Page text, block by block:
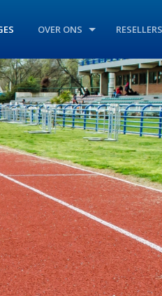
OVER ONS RESELLERS